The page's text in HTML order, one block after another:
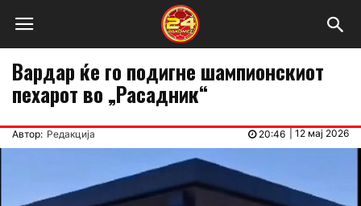
Вардар ќе го подигне шампионскиот
пехарот во „Расадник“
Автор: Редакција 12 мај 2026
20:46